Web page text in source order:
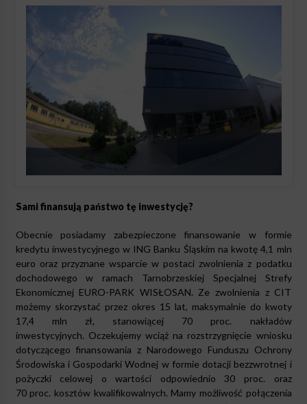
Sami finansują państwo tę inwestycję?
Obecnie posiadamy zabezpieczone finansowanie w formie
kredytu inwestycyjnego w ING Banku Śląskim na kwotę 4,1 mln
euro oraz przyznane wsparcie w postaci zwolnienia z podatku
dochodowego w ramach Tarnobrzeskiej Specjalnej Strefy
Ekonomicznej EURO-PARK WISŁOSAN. Ze zwolnienia z CIT
możemy skorzystać przez okres 15 lat, maksymalnie do kwoty
17,4 mln zł, stanowiącej 70 proc. nakładów
inwestycyjnych. Oczekujemy wciąż na rozstrzygnięcie wniosku
dotyczącego finansowania z Narodowego Funduszu Ochrony
Środowiska i Gospodarki Wodnej w formie dotacji bezzwrotnej i
pożyczki celowej o wartości odpowiednio 30 proc. oraz
70 proc. kosztów kwalifikowalnych. Mamy możliwość połączenia